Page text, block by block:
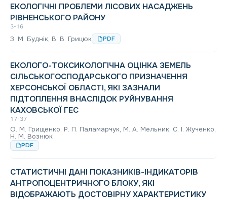
ЕКОЛОГІЧНІ ПРОБЛЕМИ ЛІСОВИХ НАСАДЖЕНЬ
РІВНЕНСЬКОГО РАЙОНУ
3-16
З. М. Буднік, В. В. Грицюк PDF
ЕКОЛОГО-ТОКСИКОЛОГІЧНА ОЦІНКА ЗЕМЕЛЬ
СІЛЬСЬКОГОСПОДАРСЬКОГО ПРИЗНАЧЕННЯ
ХЕРСОНСЬКОЇ ОБЛАСТІ, ЯКІ ЗАЗНАЛИ
ПІДТОПЛЕННЯ ВНАСЛІДОК РУЙНУВАННЯ
КАХОВСЬКОЇ ГЕС
17-37
О. М. Грищенко, Р. П. Паламарчук, М. А. Мельник, С. І. Жученко,
Н. М. Вознюк
PDF
СТАТИСТИЧНІ ДАНІ ПОКАЗНИКІВ-ІНДИКАТОРІВ
АНТРОПОЦЕНТРИЧНОГО БЛОКУ, ЯКІ
ВІДОБРАЖАЮТЬ ДОСТОВІРНУ ХАРАКТЕРИСТИКУ